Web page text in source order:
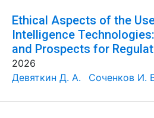
Ethical Aspects of the
Intelligence
and Prospects for
2026
Девяткин Д. А.
Соченков И.